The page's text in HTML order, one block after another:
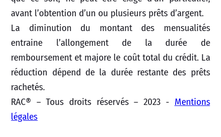
avant l’obtention d’un ou plusieurs prêts d’argent.
La diminution du montant des mensualités
entraine l’allongement de la durée de
remboursement et majore le coût total du crédit. La
réduction dépend de la durée restante des prêts
rachetés.
RAC® – Tous droits réservés – 2023 - Mentions
légales